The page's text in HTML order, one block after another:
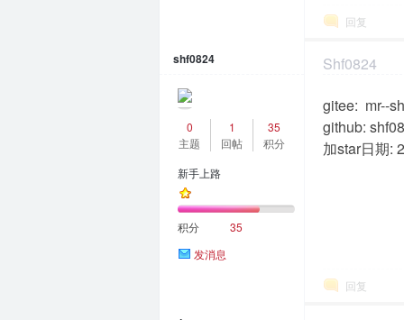
回复
shf0824
0
主题
1
回帖
35
积分
新手上路
积分
35
发消息
Shf0824
gitee: mr--
github:
加star日期:
回复